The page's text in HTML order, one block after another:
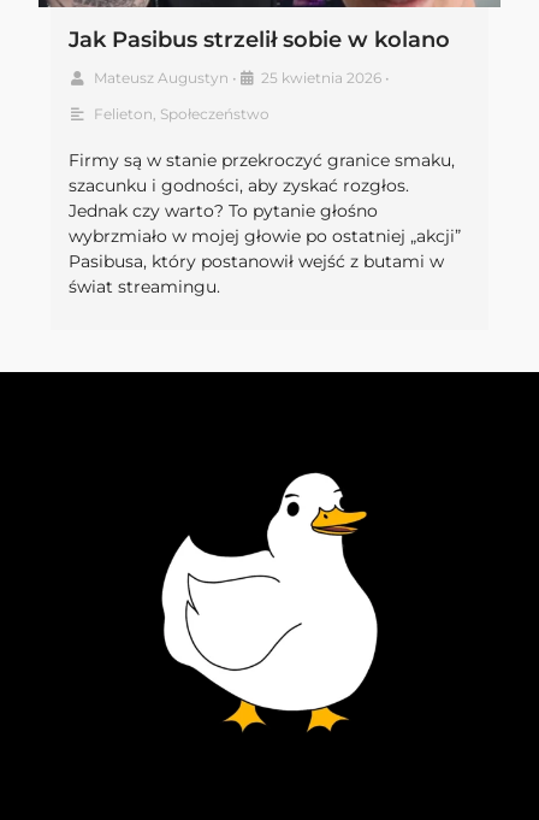
Jak Pasibus strzelił sobie w kolano
Mateusz Augustyn • 25 kwietnia 2026 •
Felieton Społeczeństwo
Firmy są w stanie przekroczyć granice smaku,
szacunku i godności, aby zyskać rozgłos.
Jednak czy warto? To pytanie głośno
wybrzmiało w mojej głowie po ostatniej „akcji”
Pasibusa, który postanowił wejść z butami w
świat streamingu.